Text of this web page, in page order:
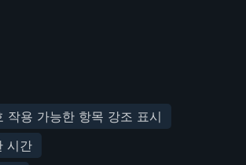
작용 가능한 항목 강조 표시
시간